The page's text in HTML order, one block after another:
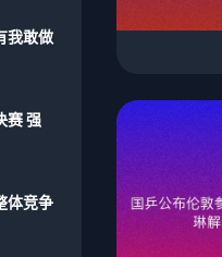
我敢做
赛 强
体竞争